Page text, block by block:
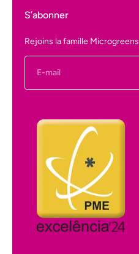
S’abonner
Rejoins la famille Microgreens